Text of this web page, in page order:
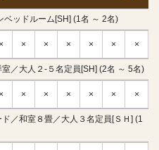
ッドルーム[SH] (1名 ～ 2名)
× × × × × × ×
大人２-５名定員[SH] (2名 ～ 5名)
× × × × × × ×
／和室８畳／大人３名定員[ＳＨ] (1